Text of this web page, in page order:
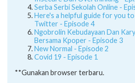
Serba Serbi Sekolah Online -
Here's a helpful guide for you
Twitter - Episode 4
Ngobrolin Kebudayaan Dan
Bersama Kpoper - Episode 3
New Normal - Episode 2
Covid 19 - Episode 1
**Gunakan browser terbaru.